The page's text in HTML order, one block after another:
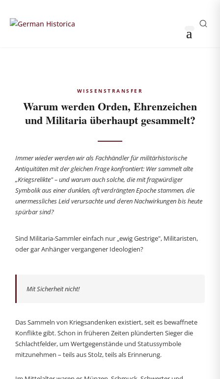
WISSENSTRANSFER
Warum werden Orden, Ehrenzeichen
und Militaria überhaupt gesammelt?
Immer wieder werden wir als Fachhändler für militärhistorische
Antiquitäten mit der gleichen Frage konfrontiert: Wer sammelt alte
„Kriegsrelikte" – und warum auch solche, die mit fragwürdiger
Symbolik aus einer dunklen, oft verdrängten Epoche stammen, die
unermessliches Leid verursachte und deren Nachwirkungen bis heute
spürbar sind?
Sind Militaria-Sammler einfach nur „ewig Gestrige", Militaristen,
oder gar Anhänger vergangener Ideologien?
Mit Sicherheit nicht!
Das Sammeln von Kriegsandenken existiert, seit es bewaffnete
Konflikte gibt. Schon in früheren Zeiten plünderten Sieger die
Schlachtfelder, um Wertgegenstände und Statussymbole
mitzunehmen – teils aus Stolz, teils als Erinnerung.